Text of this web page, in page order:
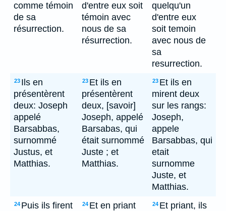
comme témoin
de sa
résurrection.
d'entre eux soit
témoin avec
nous de sa
résurrection.
quelqu'un
d'entre eux
soit temoin
avec nous de
sa
resurrection.
23 Ils en
présentèrent
deux: Joseph
appelé
Barsabbas,
surnommé
Justus, et
Matthias.
23 Et ils en
présentèrent
deux, [savoir]
Joseph, appelé
Barsabas, qui
était surnommé
Juste ; et
Matthias.
23 Et ils en
mirent deux
sur les rangs:
Joseph,
appele
Barsabbas, qui
etait
surnomme
Juste, et
Matthias.
24 Puis ils firent
24 Et en priant
24 Et priant, ils